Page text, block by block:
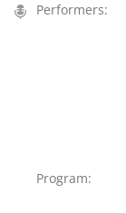
Performers:
Program: